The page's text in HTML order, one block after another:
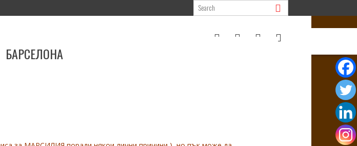
БАРСЕЛОНА